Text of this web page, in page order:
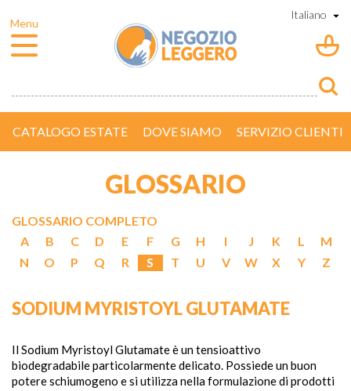
CATALOGO ESTATE DOVE SIAMO SERVIZIO CLIENTI
GLOSSARIO
GLOSSARIO COMPLETO
A
B C D E F G H I J K L
M
N
O P Q R S T U V W X Y Z
SODIUM MYRISTOYL GLUTAMATE
Il Sodium Myristoyl Glutamate è un tensioattivo
biodegradabile particolarmente delicato. Possiede un buon
potere schiumogeno e si utilizza nella formulazione di prodotti